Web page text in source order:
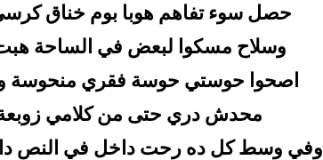
حصل سوء تفاهم هوبا بوم خناق
وسلاح مسكوا لبعض في الساحة
اصحوا حوستي حوسة فقري منحوسة
محدش دري حتى من كلامي زوبعة
وفي وسط كل ده رحت داخل في النص